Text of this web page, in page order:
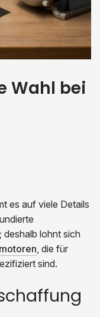
Wahl bei
es auf viele Details
lohnt sich
, die für
sind.